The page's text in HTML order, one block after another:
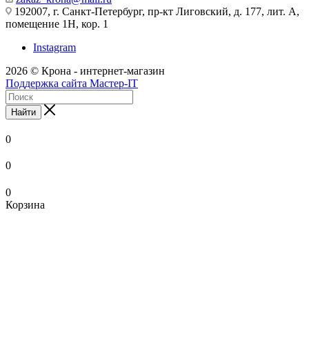
192007, г. Санкт-Петербург, пр-кт Лиговский, д. 177, лит. А,
помещение 1Н, кор. 1
Instagram
2026 © Крона - интернет-магазин
Поддержка сайта Мастер-IT
Найти
0
0
0
Корзина